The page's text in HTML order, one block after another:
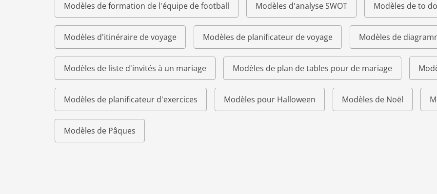
Modèles de formation de l'équipe de football Modèles d'analyse SWOT Modèles de to
Modèles d'itinéraire de voyage Modèles de planificateur de voyage Modèles de
Modèles de liste d'invités à un mariage Modèles de plan de tables pour de mariage
Modèles de planificateur d'exercices Modèles pour Halloween Modèles de Noël
Modèles de Pâques